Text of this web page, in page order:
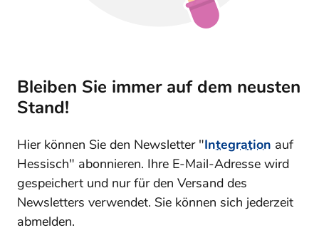
Bleiben Sie immer auf dem neusten
Stand!
Hier können Sie den Newsletter "Integration auf
Hessisch" abonnieren. Ihre E-Mail-Adresse wird
gespeichert und nur für den Versand des
Newsletters verwendet. Sie können sich jederzeit
abmelden.